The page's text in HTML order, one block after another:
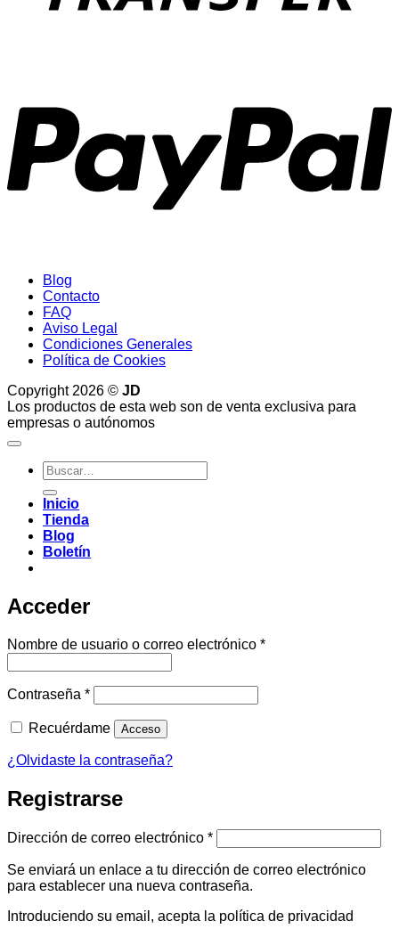
Blog
Contacto
FAQ
Aviso Legal
Condiciones Generales
Política de Cookies
Copyright 2026 © JD
Los productos de esta web son de venta exclusiva para
empresas o autónomos
Buscar
por:
Inicio
Tienda
Blog
Boletín
Acceder
Nombre de usuario o correo electrónico *Obligatorio
Contraseña *Obligatorio
Recuérdame Acceso
¿Olvidaste la contraseña?
Registrarse
Dirección de correo electrónico *Obligatorio
Se enviará un enlace a tu dirección de correo electrónico
para establecer una nueva contraseña.
Introduciendo su email, acepta la política de privacidad